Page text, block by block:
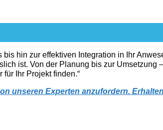
hin zur effektiven Integration in Ihr
ist. Von der Planung bis zur Umsetzung
Ihr Projekt finden.“
unseren Experten anzufordern.